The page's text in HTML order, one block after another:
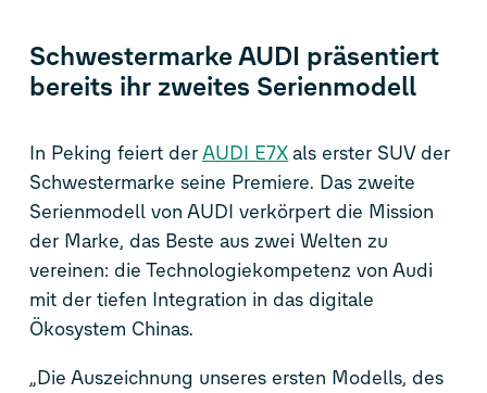
Schwestermarke AUDI präsentiert
bereits ihr zweites Serienmodell
In Peking feiert derAUDI E7Xals erster SUV der
Schwestermarke seine Premiere. Das zweite
Serienmodell von AUDI verkörpert die Mission
der Marke, das Beste aus zwei Welten zu
vereinen: die Technologiekompetenz von Audi
mit der tiefen Integration in das digitale
Ökosystem Chinas.
„Die Auszeichnung unseres ersten Modells, des